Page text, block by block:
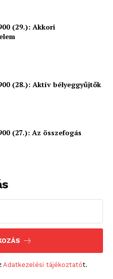
(29.): Akkori
(28.): Aktív bélyeggyűjtők
(27.): Az összefogás
Adatkezelési tájékoztatót.